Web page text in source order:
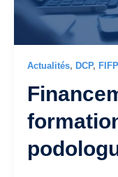
Actualités, DCP,